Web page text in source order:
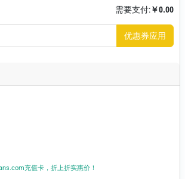
需要支付:￥0.00
优惠券应用
充值卡，折上折实惠价！